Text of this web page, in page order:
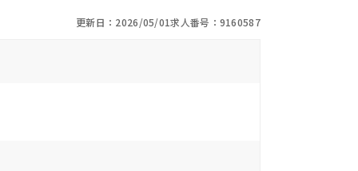
更新日：2026/05/01求人番号：9160587